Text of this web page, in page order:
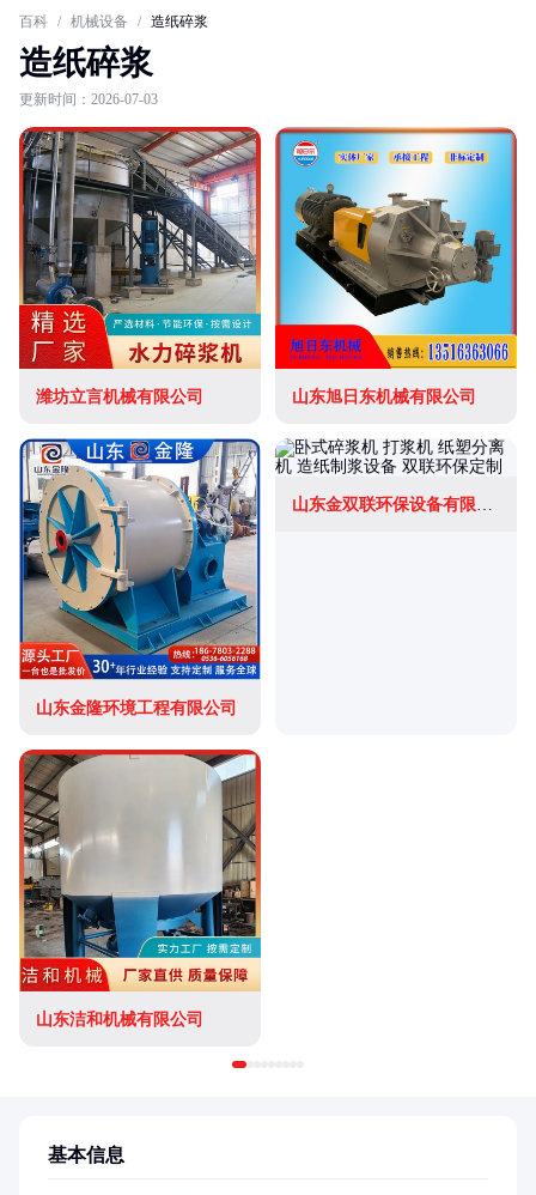
百科 / 机械设备 / 造纸碎浆
造纸碎浆
更新时间：2026-07-03
潍坊立言机械有限公司 山东旭日东机械有限公司
山东金隆环境工程有限公司
山东金双联环保设备有限公司
山东洁和机械有限公司
基本信息